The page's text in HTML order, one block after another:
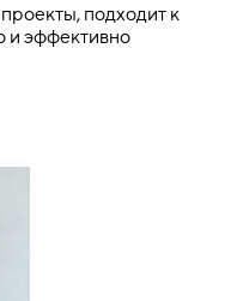
подходит к
и эффективно